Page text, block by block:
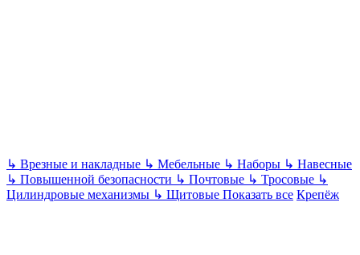
↳ Врезные и накладные ↳ Мебельные ↳ Наборы ↳ Навесные
↳ Повышенной безопасности ↳ Почтовые ↳ Тросовые ↳
Цилиндровые механизмы ↳ Щитовые Показать все Крепёж